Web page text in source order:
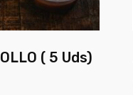
( 5 Uds)